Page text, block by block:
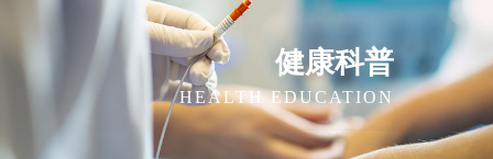
健康科普
HEALTH EDUCATION